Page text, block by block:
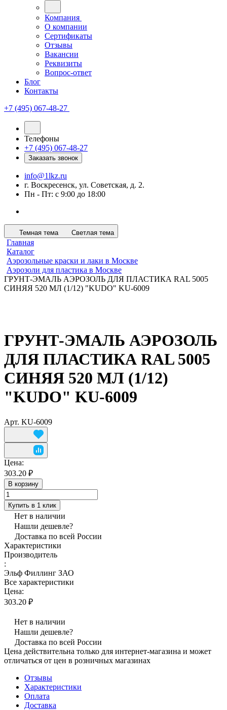
Компания
О компании
Сертификаты
Отзывы
Вакансии
Реквизиты
Вопрос-ответ
Блог
Контакты
+7 (495) 067-48-27
Телефоны
+7 (495) 067-48-27
Заказать звонок
info@1lkz.ru
г. Воскресенск, ул. Советская, д. 2.
Пн - Пт: с 9:00 до 18:00
Темная тема Светлая тема
Главная
Каталог
Аэрозольные краски и лаки в Москве
Аэрозоли для пластика в Москве
ГРУНТ-ЭМАЛЬ АЭРОЗОЛЬ ДЛЯ ПЛАСТИКА RAL 5005
СИНЯЯ 520 МЛ (1/12) "KUDO" KU-6009
ГРУНТ-ЭМАЛЬ АЭРОЗОЛЬ
ДЛЯ ПЛАСТИКА RAL 5005
СИНЯЯ 520 МЛ (1/12)
"KUDO" KU-6009
Арт. KU-6009
Цена:
303.20 ₽
В корзину
Купить в 1 клик
Нет в наличии
Нашли дешевле?
Доставка по всей России
Характеристики
Производитель
:
Эльф Филлинг ЗАО
Все характеристики
Цена:
303.20 ₽
Нет в наличии
Нашли дешевле?
Доставка по всей России
Цена действительна только для интернет-магазина и может
отличаться от цен в розничных магазинах
Отзывы
Характеристики
Оплата
Доставка